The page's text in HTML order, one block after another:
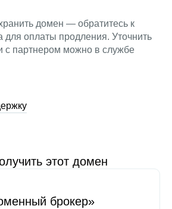
домен — обратитесь к
для оплаты продления. Уточнить
с партнером можно в службе
этот домен
брокер»